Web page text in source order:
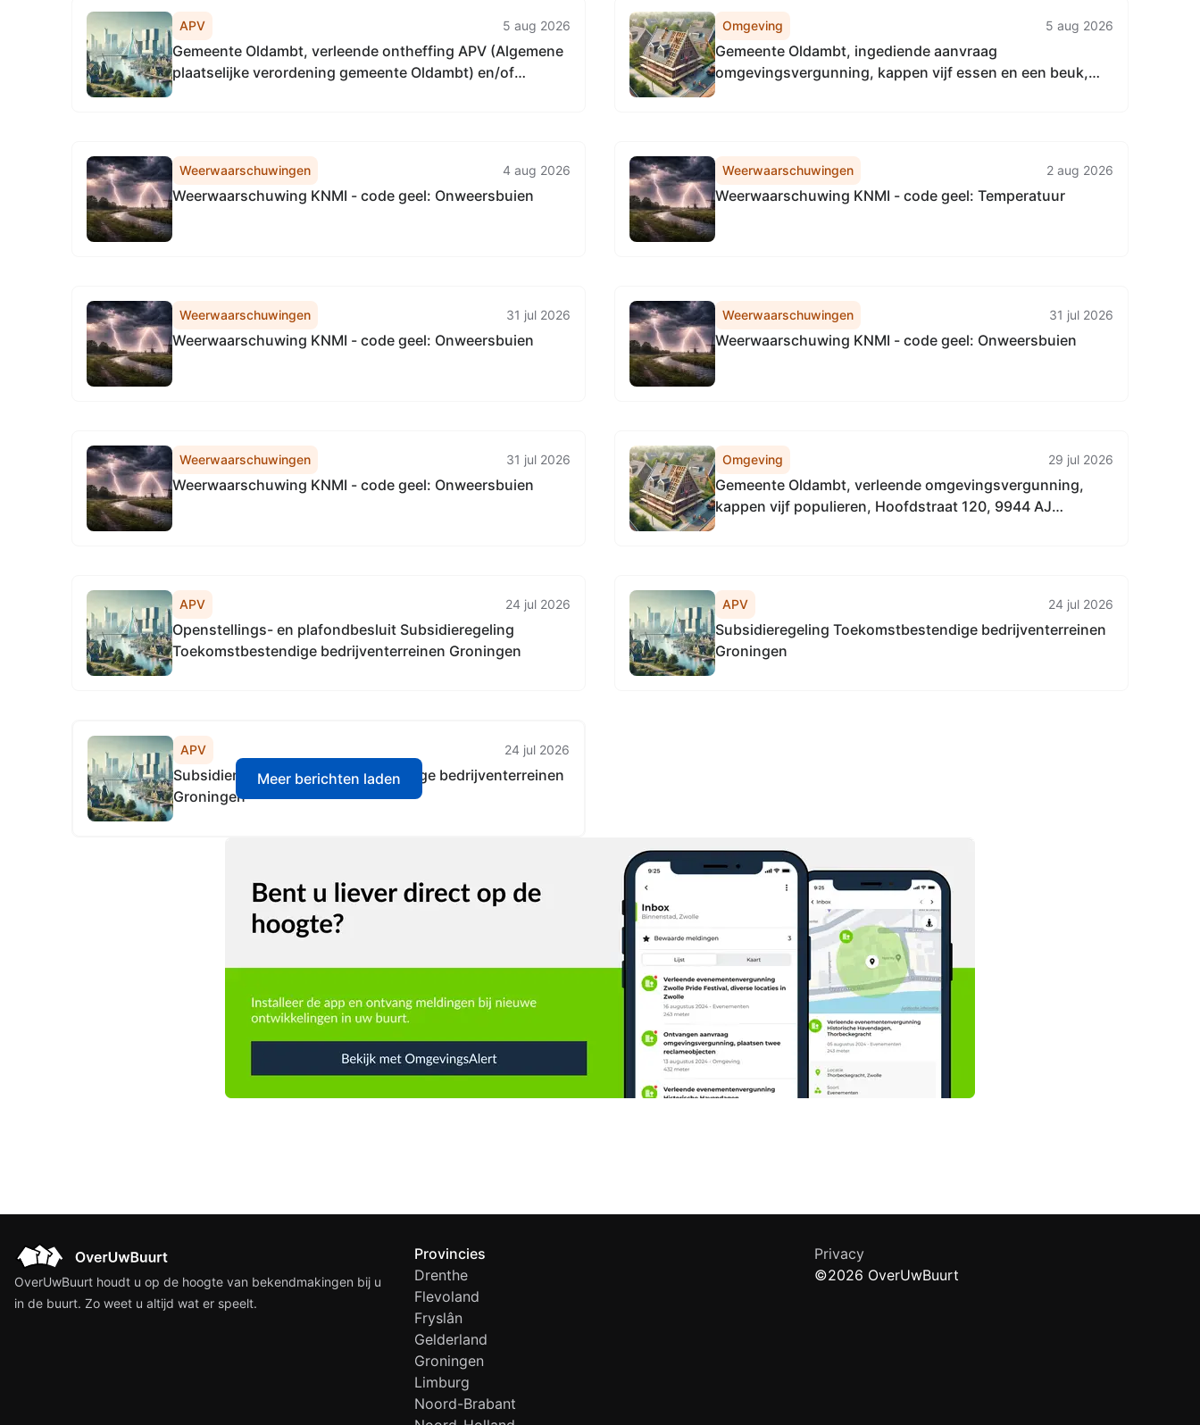
APV 5 aug 2026
Gemeente Oldambt, verleende ontheffing APV (Algemene
plaatselijke verordening gemeente Oldambt) en/of
Omgeving 5 aug 2026
Gemeente Oldambt, ingediende aanvraag
omgevingsvergunning, kappen vijf essen en een beuk,
Weerwaarschuwingen 4 aug 2026
Weerwaarschuwing KNMI - code geel: Onweersbuien
Weerwaarschuwingen 2 aug 2026
Weerwaarschuwing KNMI - code geel: Temperatuur
Weerwaarschuwingen 31 jul 2026
Weerwaarschuwing KNMI - code geel: Onweersbuien
Weerwaarschuwingen 31 jul 2026
Weerwaarschuwing KNMI - code geel: Onweersbuien
Weerwaarschuwingen 31 jul 2026
Weerwaarschuwing KNMI - code geel: Onweersbuien
Omgeving 29 jul 2026
Gemeente Oldambt, verleende omgevingsvergunning,
kappen vijf populieren, Hoofdstraat 120, 9944 AJ
APV 24 jul 2026
Openstellings- en plafondbesluit Subsidieregeling
Toekomstbestendige bedrijventerreinen Groningen
APV 24 jul 2026
Subsidieregeling Toekomstbestendige bedrijventerreinen
Groningen
APV 24 jul 2026
Subsidieregeling Toekomstbestendige bedrijventerreinen
Groningen
Meer berichten laden
OverUwBuurt houdt u op de hoogte van bekendmakingen bij u
in de buurt. Zo weet u altijd wat er speelt.
Provincies
Drenthe
Flevoland
Fryslân
Gelderland
Groningen
Limburg
Noord-Brabant
Privacy
©2026 OverUwBuurt